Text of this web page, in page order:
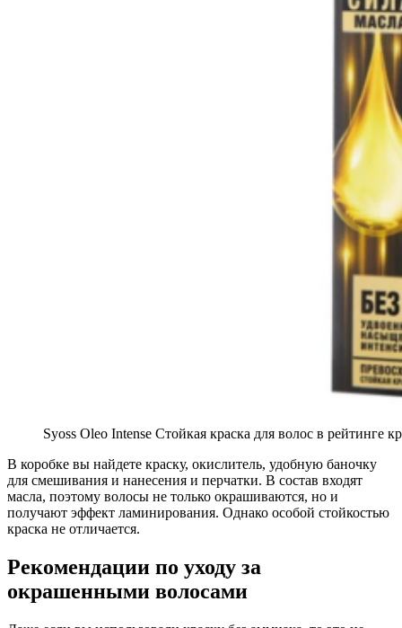
Syoss Oleo Intense Стойкая краска для волос в рейтинге
В коробке вы найдете краску, окислитель, удобную баночку
для смешивания и нанесения и перчатки. В состав входят
масла, поэтому волосы не только окрашиваются, но и
получают эффект ламинирования. Однако особой стойкостью
краска не отличается.
Рекомендации по уходу за
окрашенными волосами